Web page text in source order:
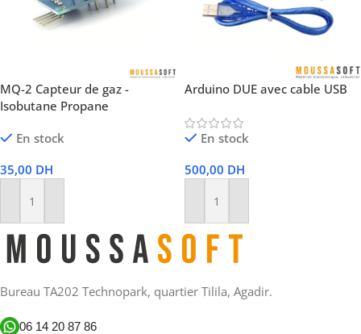
MQ-2 Capteur de gaz -
Isobutane Propane
En stock
35,00 DH
Ajouter Au Panier
Arduino DUE avec cable USB
En stock
500,00 DH
Ajouter Au Panier
Bureau TA202 Technopark, quartier Tilila, Agadir.
06 14 20 87 86